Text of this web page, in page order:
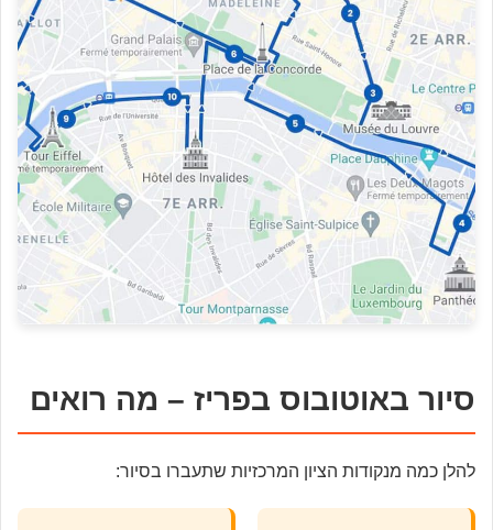
סיור באוטובוס בפריז – מה רואים
להלן כמה מנקודות הציון המרכזיות שתעברו בסיור: